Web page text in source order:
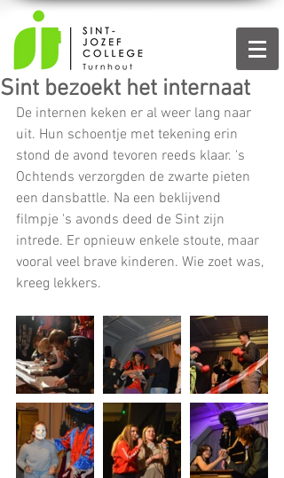
Sint bezoekt het internaat
De internen keken er al weer lang naar
uit. Hun schoentje met tekening erin
stond de avond tevoren reeds klaar. 's
Ochtends verzorgden de zwarte pieten
een dansbattle. Na een beklijvend
filmpje 's avonds deed de Sint zijn
intrede. Er opnieuw enkele stoute, maar
vooral veel brave kinderen. Wie zoet was,
kreeg lekkers.